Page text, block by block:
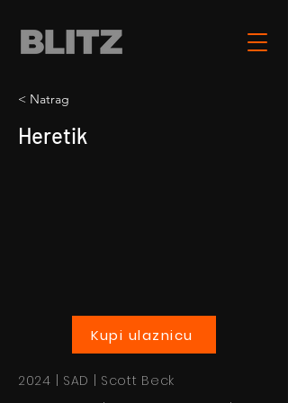
< Natrag
Heretik
Kupi ulaznicu
2024 | SAD | Scott Beck